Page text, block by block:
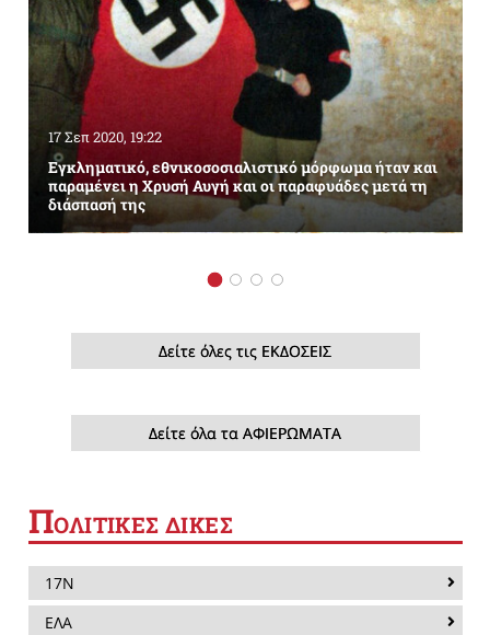
17 Σεπ 2020, 19:22
Εγκληματικό, εθνικοσοσιαλιστικό μόρφωμα ήταν και
παραμένει η Χρυσή Αυγή και οι παραφυάδες μετά τη
διάσπασή της
Δείτε όλες τις ΕΚΔΟΣΕΙΣ
Δείτε όλα τα ΑΦΙΕΡΩΜΑΤΑ
ΠΟΛΙΤΙΚΕΣ ΔΙΚΕΣ
17Ν
ΕΛΑ